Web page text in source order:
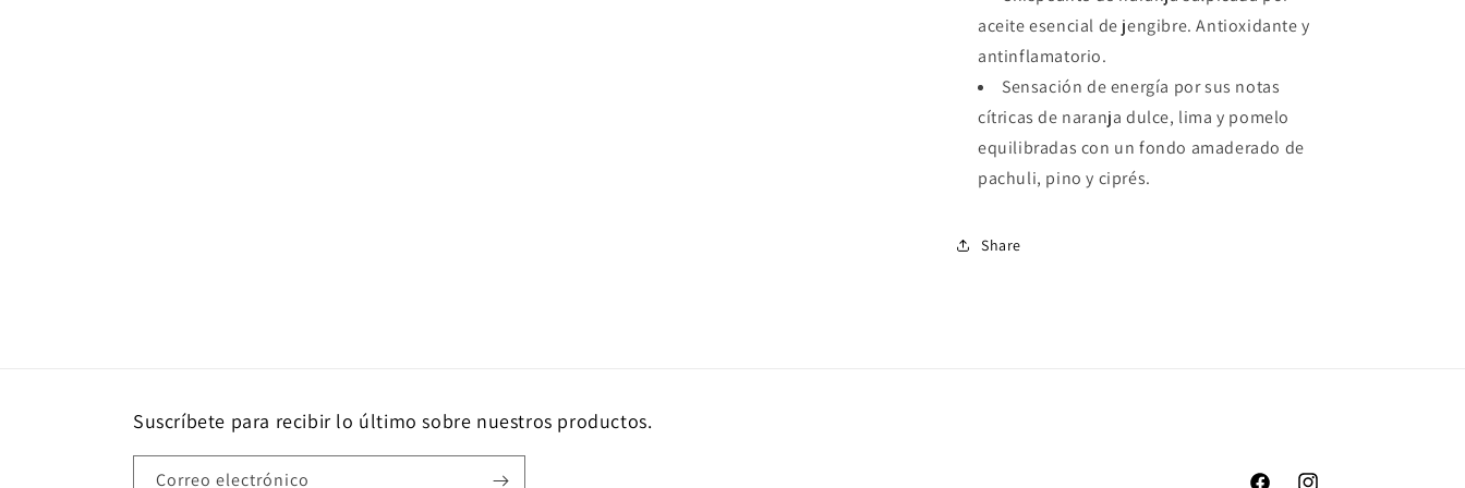
aceite esencial de jengibre. Antioxidante y
antinflamatorio.
Sensación de energía por sus notas
cítricas de naranja dulce, lima y pomelo
equilibradas con un fondo amaderado de
pachuli, pino y ciprés.
Share
Suscríbete para recibir lo último sobre nuestros productos.
Correo electrónico